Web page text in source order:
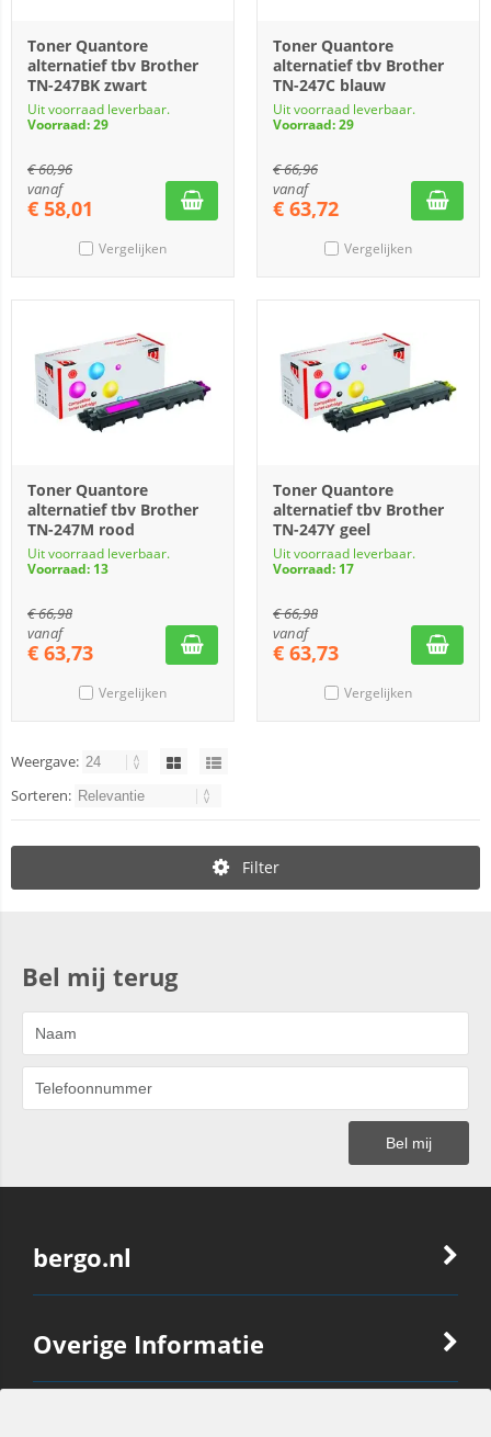
Toner Quantore
alternatief tbv Brother
TN-247BK zwart
Uit voorraad leverbaar.
Voorraad: 29
€60,96
vanaf
€ 58,01
Vergelijken
Toner Quantore
alternatief tbv Brother
TN-247C blauw
Uit voorraad leverbaar.
Voorraad: 29
€66,96
vanaf
€ 63,72
Vergelijken
Toner Quantore
alternatief tbv Brother
TN-247M rood
Uit voorraad leverbaar.
Voorraad: 13
€66,98
vanaf
€ 63,73
Vergelijken
Toner Quantore
alternatief tbv Brother
TN-247Y geel
Uit voorraad leverbaar.
Voorraad: 17
€66,98
vanaf
€ 63,73
Vergelijken
Weergave:
Sorteren:
Filter
Bel mij terug
bergo.nl
Overige Informatie